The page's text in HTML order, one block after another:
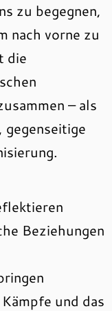
zu begegnen,
nach vorne zu
die
– als
Beziehungen
und das